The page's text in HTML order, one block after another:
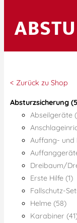
< Zurück zu Shop
Absturzsicherung
Abseilgeräte
Auffang- und
Dreibaum/
Erste Hilfe (1)
Fallschutz-
Helme (58)
Karabiner